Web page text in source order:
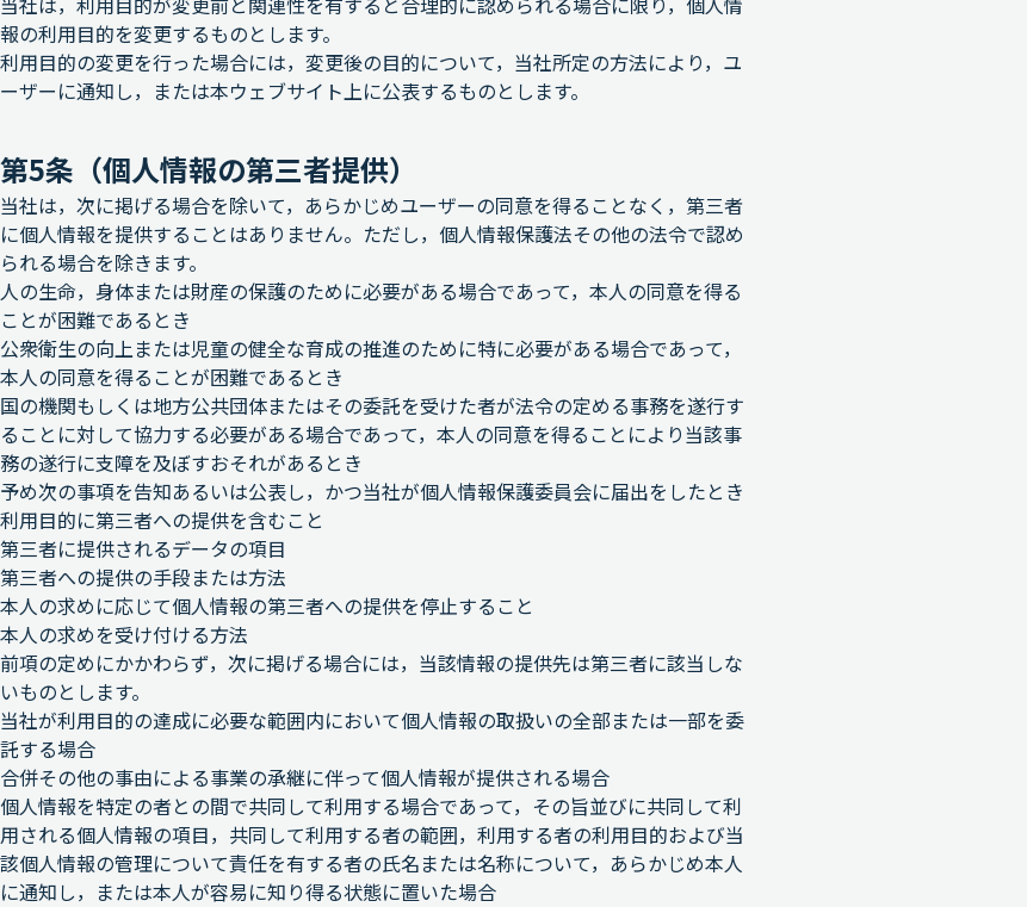
報の利用目的を変更するものとします。
利用目的の変更を行った場合には，変更後の目的について，当社所定の方法により，ユ
ーザーに通知し，または本ウェブサイト上に公表するものとします。
第5条（個人情報の第三者提供）
当社は，次に掲げる場合を除いて，あらかじめユーザーの同意を得ることなく，第三者
に個人情報を提供することはありません。ただし，個人情報保護法その他の法令で認め
られる場合を除きます。
人の生命，身体または財産の保護のために必要がある場合であって，本人の同意を得る
ことが困難であるとき
公衆衛生の向上または児童の健全な育成の推進のために特に必要がある場合であって，
本人の同意を得ることが困難であるとき
国の機関もしくは地方公共団体またはその委託を受けた者が法令の定める事務を遂行す
ることに対して協力する必要がある場合であって，本人の同意を得ることにより当該事
務の遂行に支障を及ぼすおそれがあるとき
予め次の事項を告知あるいは公表し，かつ当社が個人情報保護委員会に届出をしたとき
利用目的に第三者への提供を含むこと
第三者に提供されるデータの項目
第三者への提供の手段または方法
本人の求めに応じて個人情報の第三者への提供を停止すること
本人の求めを受け付ける方法
前項の定めにかかわらず，次に掲げる場合には，当該情報の提供先は第三者に該当しな
いものとします。
当社が利用目的の達成に必要な範囲内において個人情報の取扱いの全部または一部を委
託する場合
合併その他の事由による事業の承継に伴って個人情報が提供される場合
個人情報を特定の者との間で共同して利用する場合であって，その旨並びに共同して利
用される個人情報の項目，共同して利用する者の範囲，利用する者の利用目的および当
該個人情報の管理について責任を有する者の氏名または名称について，あらかじめ本人
に通知し，または本人が容易に知り得る状態に置いた場合